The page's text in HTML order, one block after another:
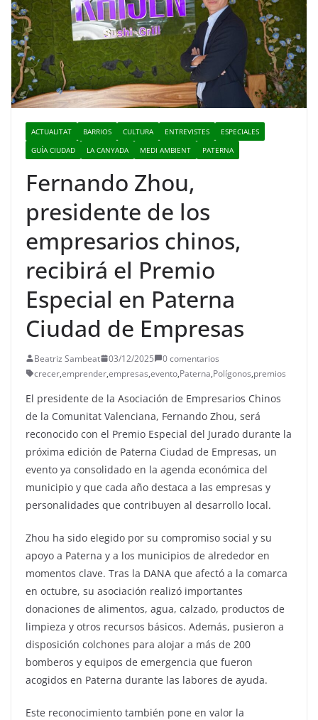
ACTUALITAT BARRIOS CULTURA ENTREVISTES
ESPECIALES
GUÍA CIUDAD
LA CANYADA MEDI AMBIENT PATERNA
Fernando Zhou,
presidente de los
empresarios chinos,
recibirá el Premio
Especial en Paterna
Ciudad de Empresas
Beatriz Sambeat 03/12/2025
0 comentarios
crecer,emprender,empresas,evento,Paterna,Polígonos,premios
El presidente de la Asociación de Empresarios Chinos
de la Comunitat Valenciana, Fernando Zhou, será
reconocido con el Premio Especial del Jurado durante la
próxima edición de Paterna Ciudad de Empresas, un
evento ya consolidado en la agenda económica del
municipio y que cada año destaca a las empresas y
personalidades que contribuyen al desarrollo local.
Zhou ha sido elegido por su compromiso social y su
apoyo a Paterna y a los municipios de alrededor en
momentos clave. Tras la DANA que afectó a la comarca
en octubre, su asociación realizó importantes
donaciones de alimentos, agua, calzado, productos de
limpieza y otros recursos básicos. Además, pusieron a
disposición colchones para alojar a más de 200
bomberos y equipos de emergencia que fueron
acogidos en Paterna durante las labores de ayuda.
Este reconocimiento también pone en valor la